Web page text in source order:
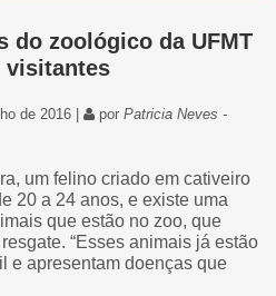
do zoológico da UFMT
visitantes
de 2016 | por Patricia Neves -
um felino criado em cativeiro
20 a 24 anos, e existe uma
que estão no zoo, que
“Esses animais já estão
e apresentam doenças que